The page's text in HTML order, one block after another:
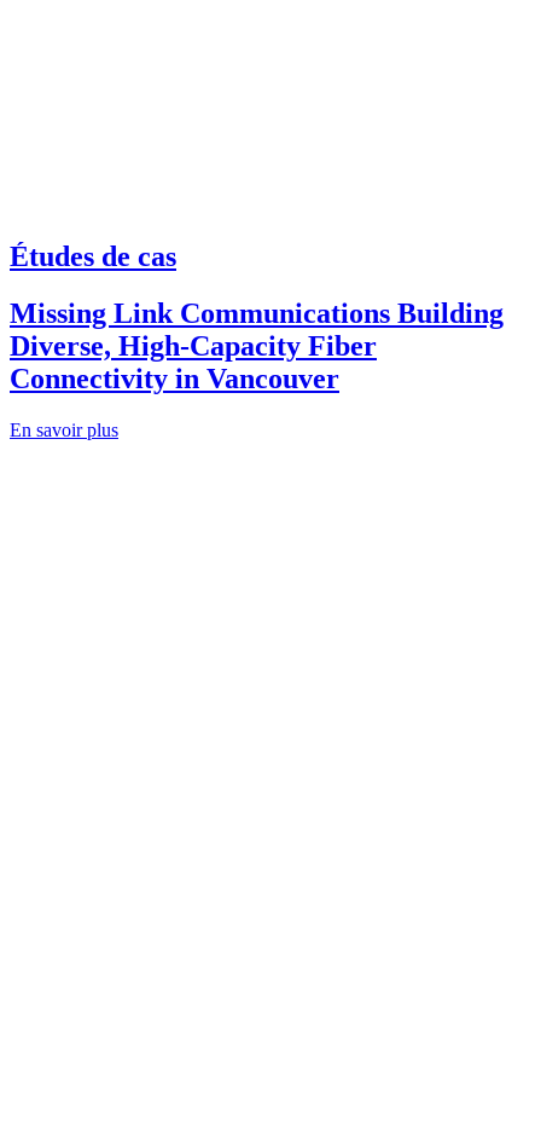
Études de cas
Missing Link Communications Building
Diverse, High-Capacity Fiber
Connectivity in Vancouver
En savoir plus